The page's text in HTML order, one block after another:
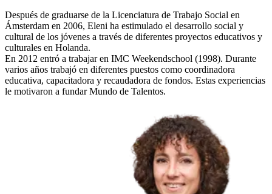
Después de graduarse de la Licenciatura de Trabajo Social en
Ámsterdam en 2006, Eleni ha estimulado el desarrollo social y
cultural de los jóvenes a través de diferentes proyectos educativos y
culturales en Holanda.
En 2012 entró a trabajar en IMC Weekendschool (1998). Durante
varios años trabajó en diferentes puestos como coordinadora
educativa, capacitadora y recaudadora de fondos. Estas experiencias
le motivaron a fundar Mundo de Talentos.